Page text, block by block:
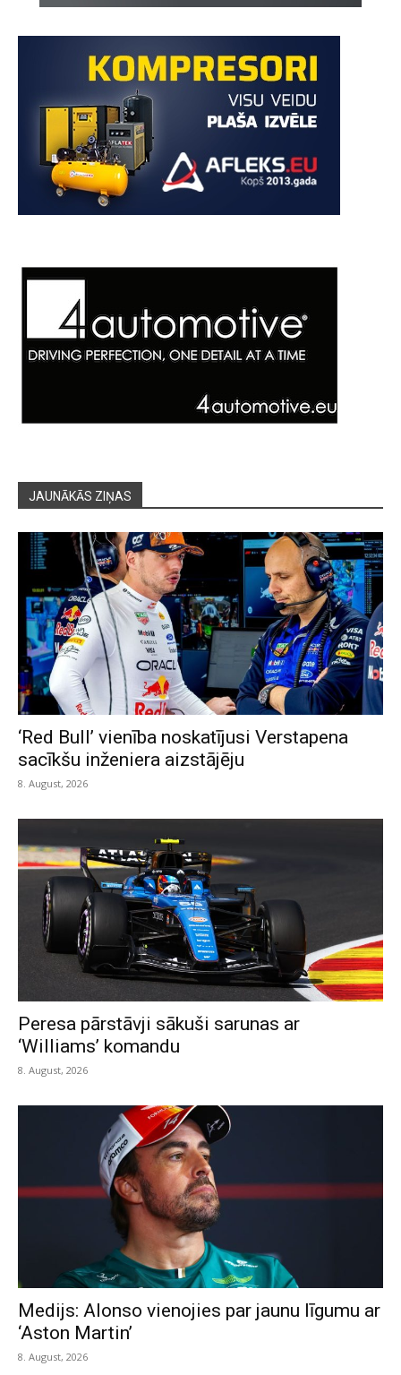
JAUNĀKĀS ZIŅAS
‘Red Bull’ vienība noskatījusi Verstapena
sacīkšu inženiera aizstājēju
8. August, 2026
Peresa pārstāvji sākuši sarunas ar
‘Williams’ komandu
8. August, 2026
Medijs: Alonso vienojies par jaunu līgumu ar
‘Aston Martin’
8. August, 2026